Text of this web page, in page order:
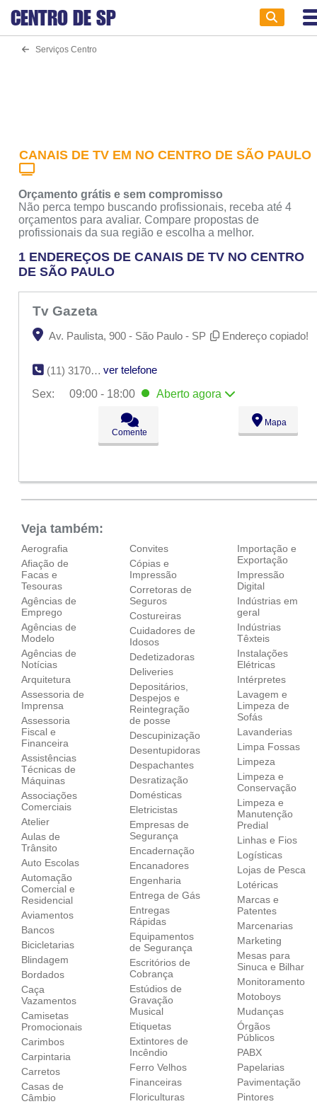
CENTRO DE SP
Serviços Centro
CANAIS DE TV EM NO CENTRO DE SÃO PAULO
Orçamento grátis e sem compromisso
Não perca tempo buscando profissionais, receba até 4
orçamentos para avaliar. Compare propostas de
profissionais da sua região e escolha a melhor.
1 ENDEREÇOS DE CANAIS DE TV NO CENTRO
DE SÃO PAULO
Tv Gazeta
Av. Paulista, 900 - São Paulo - SP Endereço copiado!
(11) 3170-5775
ver telefone
Sex:
09:00 - 18:00 Aberto agora
09:00 - 18:00
09:00 - 18:00
09:00 - 18:00
Comente
Mapa
Veja também:
Aerografia
Afiação de
Facas e
Tesouras
Agências de
Emprego
Agências de
Modelo
Agências de
Notícias
Arquitetura
Assessoria de
Imprensa
Assessoria
Fiscal e
Financeira
Assistências
Técnicas de
Máquinas
Associações
Comerciais
Atelier
Aulas de
Trânsito
Auto Escolas
Automação
Comercial e
Residencial
Aviamentos
Bancos
Bicicletarias
Blindagem
Bordados
Caça
Vazamentos
Camisetas
Promocionais
Carimbos
Carpintaria
Carretos
Casas de
Câmbio
Convites
Cópias e
Impressão
Corretoras de
Seguros
Costureiras
Cuidadores de
Idosos
Dedetizadoras
Deliveries
Depositários,
Despejos e
Reintegração
de posse
Descupinização
Desentupidoras
Despachantes
Desratização
Domésticas
Eletricistas
Empresas de
Segurança
Encadernação
Encanadores
Engenharia
Entrega de Gás
Entregas
Rápidas
Equipamentos
de Segurança
Escritórios de
Cobrança
Estúdios de
Gravação
Musical
Etiquetas
Extintores de
Incêndio
Ferro Velhos
Financeiras
Floriculturas
Importação e
Exportação
Impressão
Digital
Indústrias em
geral
Indústrias
Têxteis
Instalações
Elétricas
Intérpretes
Lavagem e
Limpeza de
Sofás
Lavanderias
Limpa Fossas
Limpeza
Limpeza e
Conservação
Limpeza e
Manutenção
Predial
Linhas e Fios
Logísticas
Lojas de Pesca
Lotéricas
Marcas e
Patentes
Marcenarias
Marketing
Mesas para
Sinuca e Bilhar
Monitoramento
Motoboys
Mudanças
Órgãos
Públicos
PABX
Papelarias
Pavimentação
Pintores